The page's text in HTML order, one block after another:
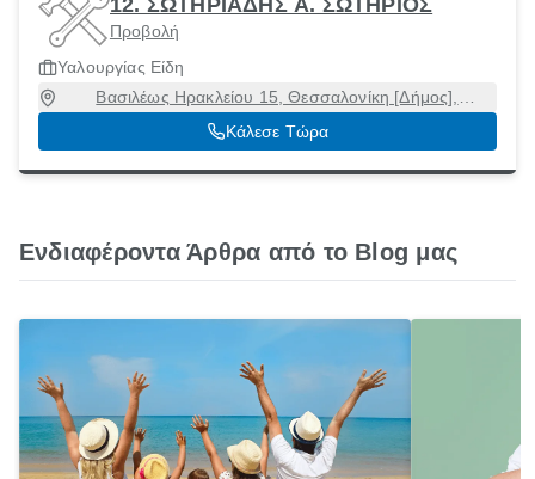
Προβολή
Υαλουργίας Είδη
Βασιλέως Ηρακλείου 15, Θεσσαλονίκη [Δήμος],
Θεσσαλονίκη, 54624
Κάλεσε Τώρα
Ενδιαφέροντα Άρθρα από το Blog μας